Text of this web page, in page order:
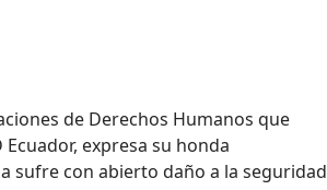
de Derechos Humanos que
expresa su honda
sufre con abierto daño a la seguridad